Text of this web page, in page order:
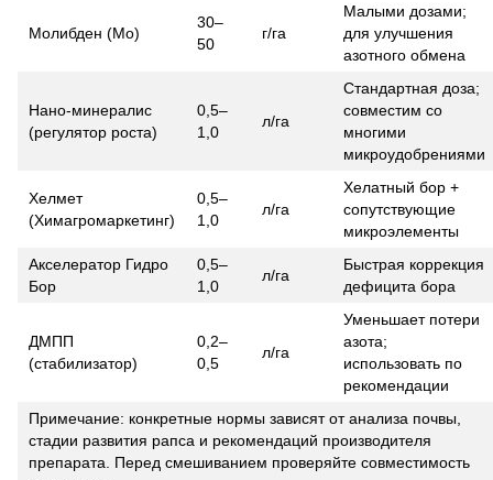
Молибден (Mo)
30–
50
г/га
Малыми дозами;
для улучшения
азотного обмена
Нано-минералис
(регулятор роста)
0,5–
1,0
л/га
Стандартная доза;
совместим со
многими
микроудобрениями
Хелмет
(Химагромаркетинг)
0,5–
1,0
л/га
Хелатный бор +
сопутствующие
микроэлементы
Акселератор Гидро
Бор
0,5–
1,0
л/га
Быстрая коррекция
дефицита бора
ДМПП
(стабилизатор)
0,2–
0,5
л/га
Уменьшает потери
азота;
использовать по
рекомендации
Примечание: конкретные нормы зависят от анализа почвы,
стадии развития рапса и рекомендаций производителя
препарата. Перед смешиванием проверяйте совместимость